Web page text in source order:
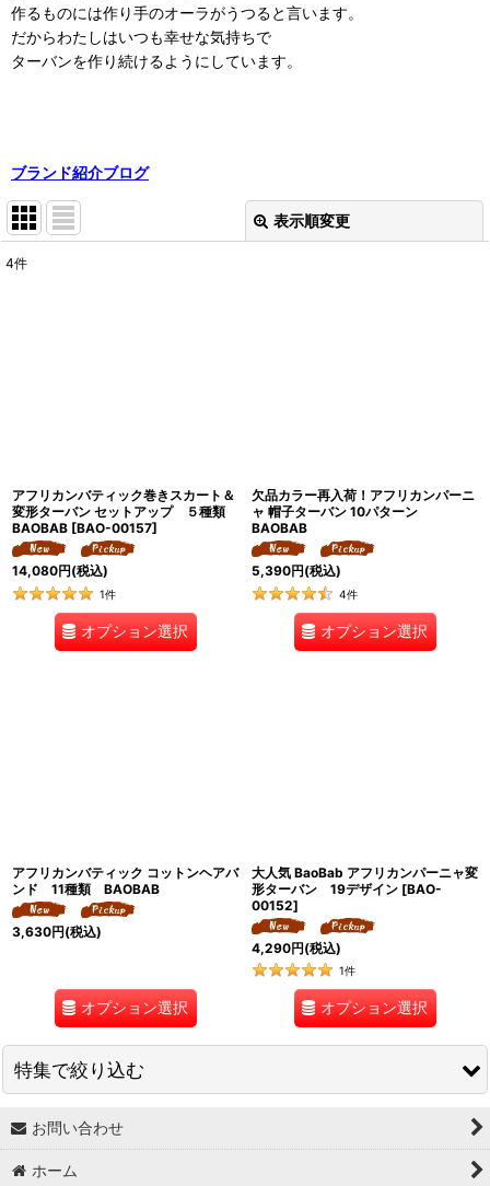
作るものには作り手のオーラがうつると言います。
だからわたしはいつも幸せな気持ちで
ターバンを作り続けるようにしています。
ブランド紹介ブログ
表示順変更
4件
アフリカンバティック巻きスカート＆
変形ターバン セットアップ ５種類
BAOBAB [BAO-00157]
14,080円(税込)
1件
オプション選択
欠品カラー再入荷！アフリカンパーニ
ャ 帽子ターバン 10パターン
BAOBAB
5,390円(税込)
4件
オプション選択
アフリカンバティック コットンヘアバ
ンド 11種類 BAOBAB
3,630円(税込)
オプション選択
大人気 BaoBab アフリカンパーニャ変
形ターバン 19デザイン [BAO-
00152]
4,290円(税込)
1件
オプション選択
特集で絞り込む
↓ 特集 ↓
★最大６０％OFF SALE★
お問い合わせ
ホーム